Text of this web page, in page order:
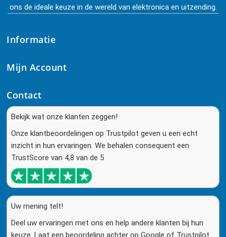
ons de ideale keuze in de wereld van elektronica en uitzending.
Informatie
Mijn Account
Contact
Bekijk wat onze klanten zeggen!
Onze klantbeoordelingen op Trustpilot geven u een echt
inzicht in hun ervaringen. We behalen consequent een
TrustScore van 4,8 van de 5
Uw mening telt!
Deel uw ervaringen met ons en help andere klanten bij hun
keuze. Laat een beoordeling achter op Google of Trustpilot.